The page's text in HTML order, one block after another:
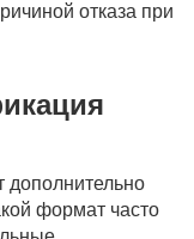
отказа при
дополнительно
формат часто